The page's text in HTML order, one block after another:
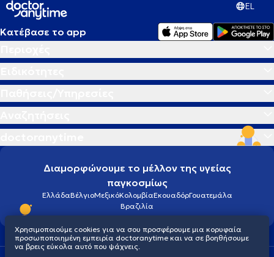
EL
Κατέβασε το app
Διαμορφώνουμε το μέλλον της υγείας
παγκοσμίως
ΕλλάδαΒέλγιοΜεξικόΚολομβίαΕκουαδόρΓουατεμάλα
Βραζιλία
Χρησιμοποιούμε cookies για να σου προσφέρουμε μια κορυφαία
προσωποποιημένη εμπειρία doctoranytime και να σε βοηθήσουμε
να βρεις εύκολα αυτό που ψάχνεις.